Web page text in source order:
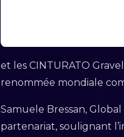
et les CINTURATO
renommée mondiale
Samuele Bressan,
partenariat, soulignant